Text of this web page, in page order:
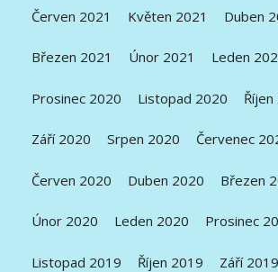
Červen 2021 Květen 2021 Duben
Březen 2021 Únor 2021 Leden
Prosinec 2020 Listopad 2020
Září 2020 Srpen 2020 Červenec
Červen 2020 Duben 2020 Březen
Únor 2020 Leden 2020 Prosinec
Listopad 2019 Říjen 2019 Září 2019